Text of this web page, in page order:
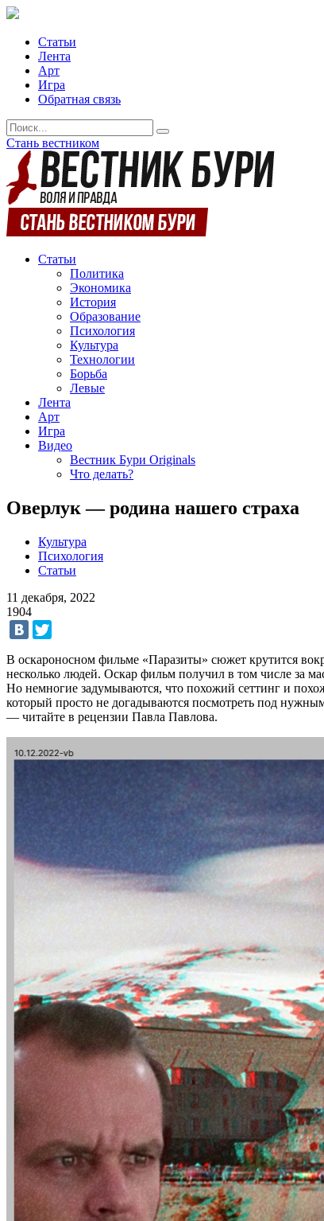
Статьи
Лента
Арт
Игра
Обратная связь
Стань вестником
Статьи
Политика
Экономика
История
Образование
Психология
Культура
Технологии
Борьба
Левые
Лента
Арт
Игра
Видео
Вестник Бури Originals
Что делать?
Оверлук — родина нашего страха
Культура
Психология
Статьи
11 декабря, 2022
1904
В оскароносном фильме «Паразиты» сюжет крутится
несколько людей. Оскар фильм получил в том числе за
Но немногие задумываются, что похожий сеттинг и
который просто не догадываются посмотреть под
— читайте в рецензии Павла Павлова.